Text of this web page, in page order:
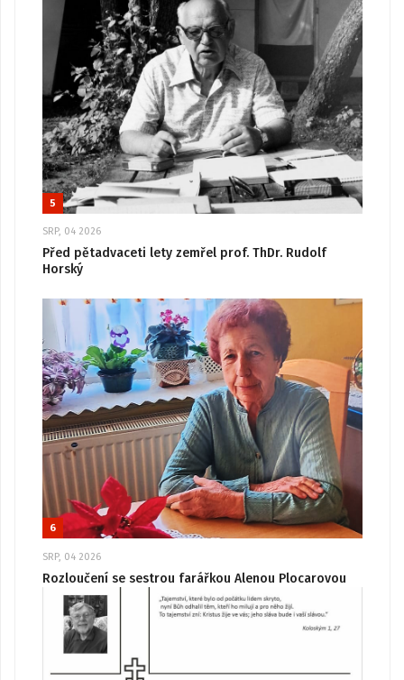
5
SRP, 04 2026
Před pětadvaceti lety zemřel prof. ThDr. Rudolf
Horský
6
SRP, 04 2026
Rozloučení se sestrou farářkou Alenou Plocarovou